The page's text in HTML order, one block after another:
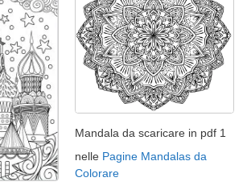
Mandala da scaricare in pdf 1
nelle Pagine Mandalas da
Colorare